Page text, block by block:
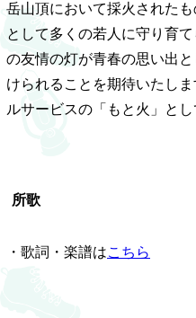
岳山頂において採火された
として多くの若人に守り育
の友情の灯が青春の思い出
けられることを期待いたし
ルサービスの「もと火」と
所歌
・歌詞・楽譜はこちら